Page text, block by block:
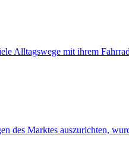
mit ihrem
des Marktes auszurichten,